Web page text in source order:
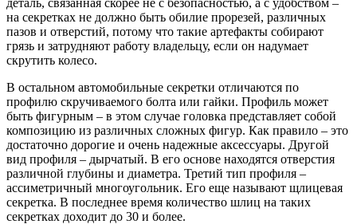
на секретках не должно быть обилие прорезей, различных
пазов и отверстий, потому что такие артефакты собирают
грязь и затрудняют работу владельцу, если он надумает
скрутить колесо.
В остальном автомобильные секретки отличаются по
профилю скручиваемого болта или гайки. Профиль может
быть фигурным – в этом случае головка представляет собой
композицию из различных сложных фигур. Как правило – это
достаточно дорогие и очень надежные аксессуары. Другой
вид профиля – дырчатый. В его основе находятся отверстия
различной глубины и диаметра. Третий тип профиля –
ассиметричный многоугольник. Его еще называют щлицевая
секретка. В последнее время количество шлиц на таких
секретках доходит до 30 и более.